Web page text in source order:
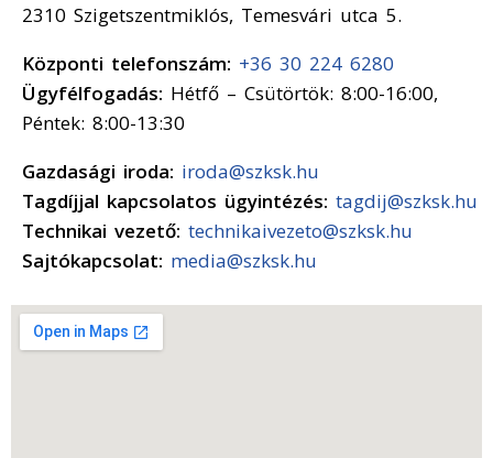
2310 Szigetszentmiklós, Temesvári utca 5.
Központi telefonszám: +36 30 224 6280
Ügyfélfogadás: Hétfő – Csütörtök: 8:00-16:00,
Péntek: 8:00-13:30
Gazdasági iroda: iroda@szksk.hu
Tagdíjjal kapcsolatos ügyintézés: tagdij@szksk.hu
Technikai vezető: technikaivezeto@szksk.hu
Sajtókapcsolat: media@szksk.hu